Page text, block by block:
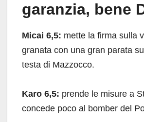
garanzia, bene
Micai 6,5: mette la firma sulla
granata con una gran parata
testa di Mazzocco.
Karo 6,5: prende le misure a
concede poco al bomber del